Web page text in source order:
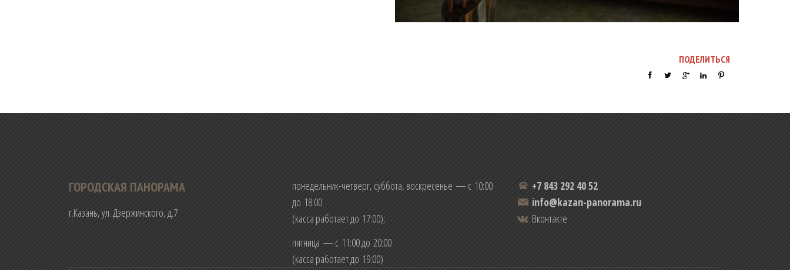
ПОДЕЛИТЬСЯ
ГОРОДСКАЯ ПАНОРАМА
г.Казань, ул. Дзержинского, д.7
понедельник-четверг, суббота, воскресенье — с 10:00
до 18:00
(касса работает до 17:00);
пятница — с 11:00 до 20:00
(касса работает до 19:00)
+7 843 292 40 52
info@kazan-panorama.ru
Вконтакте